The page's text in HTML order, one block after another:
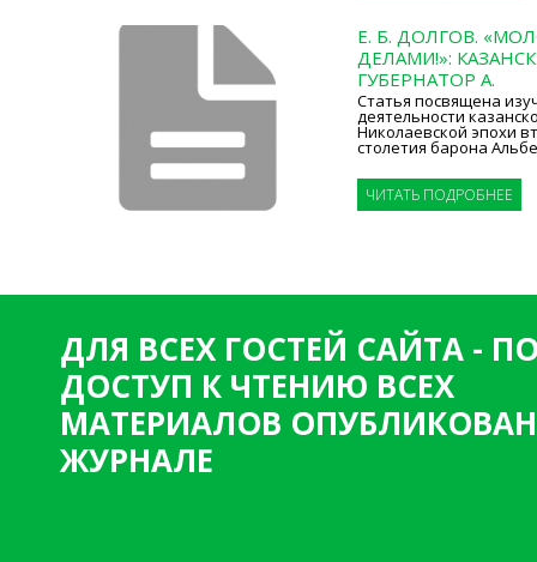
Е. Б. ДОЛГОВ.
ДЕЛАМИ!»:
ГУБЕРНАТОР А.
Статья посвящена
деятельности
Николаевской эпохи
столетия барона
ЧИТАТЬ ПОДРОБНЕЕ
ДЛЯ ВСЕХ ГОСТЕЙ САЙТА -
ДОСТУП К ЧТЕНИЮ ВСЕХ
МАТЕРИАЛОВ
ЖУРНАЛЕ